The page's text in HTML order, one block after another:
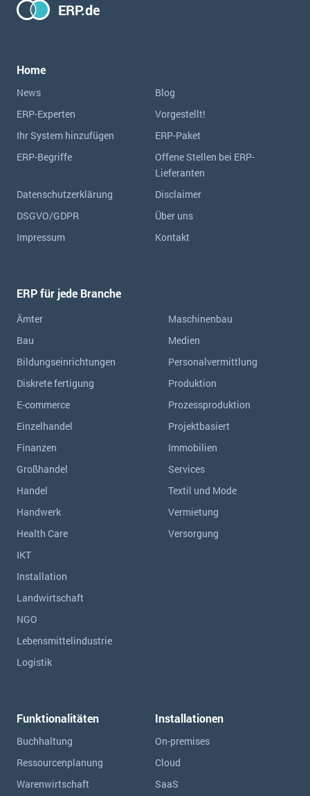
ERP.de
Home
News
Blog
ERP-Experten
Vorgestellt!
Ihr System hinzufügen
ERP-Paket
ERP-Begriffe
Offene Stellen bei ERP-
Lieferanten
Datenschutzerklärung
Disclaimer
DSGVO/GDPR
Über uns
Impressum
Kontakt
ERP für jede Branche
Ämter
Bau
Bildungseinrichtungen
Diskrete fertigung
E-commerce
Einzelhandel
Finanzen
Großhandel
Handel
Handwerk
Health Care
IKT
Installation
Landwirtschaft
NGO
Lebensmittelindustrie
Logistik
Maschinenbau
Medien
Personalvermittlung
Produktion
Prozessproduktion
Projektbasiert
Immobilien
Services
Textil und Mode
Vermietung
Versorgung
Funktionalitäten
Buchhaltung
Ressourcen­planung
Warenwirtschaft
Installationen
On-premises
Cloud
SaaS